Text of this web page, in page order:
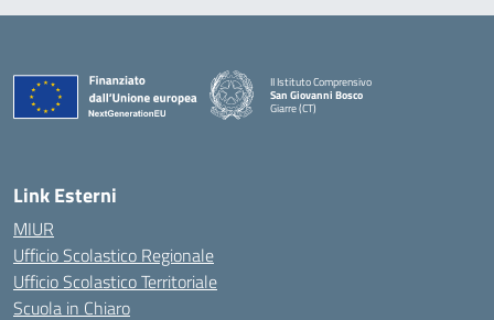
II Istituto Comprensivo
San Giovanni Bosco
Giarre (CT)
Link Esterni
MIUR
Ufficio Scolastico Regionale
Ufficio Scolastico Territoriale
Scuola in Chiaro